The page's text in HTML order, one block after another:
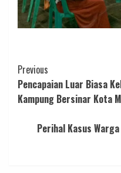
Continue
Reading
Previous
Pencapaian Luar Biasa
Kampung Bersinar Kota
Perihal Kasus